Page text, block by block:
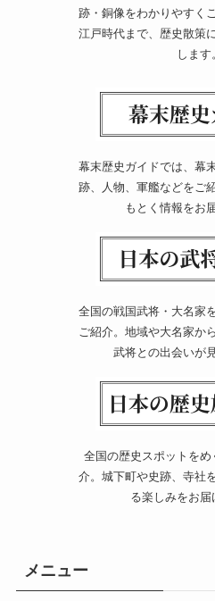
跡・銅像をわかりやすく
江戸時代まで、歴史散策
します
幕末歴史ガイドでは、幕
跡、人物、軍艦などをご
もとく情報をお
全国の戦国武将・大名家
ご紹介。地域や大名家か
武将との出会いが
全国の歴史スポットを
介。城下町や史跡、寺社
る楽しみをお届
メニュー